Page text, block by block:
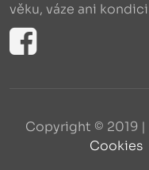
věku, váze ani kondici
Copyright © 2019
Cookies